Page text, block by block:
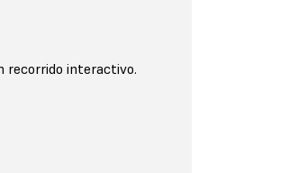
recorrido interactivo.